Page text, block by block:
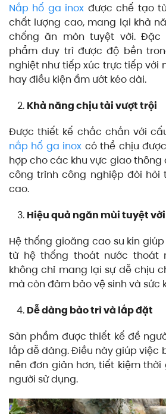
Nắp hố ga inox được chế tạo
chất lượng cao, mang lại khả
chống ăn mòn tuyệt vời. Đặc
phẩm duy trì được độ bền
nghiệt như tiếp xúc trực tiếp với
hay điều kiện ẩm ướt kéo dài.
Khả năng chịu tải vượt trội
Được thiết kế chắc chắn với
nắp hố ga inox có thể chịu
hợp cho các khu vực giao
công trình công nghiệp đòi hỏi
cao.
Hiệu quả ngăn mùi tuyệt vời
Hệ thống gioăng cao su kín
từ hệ thống thoát nước thoát
không chỉ mang lại sự dễ chịu
mà còn đảm bảo vệ sinh và sức
Dễ dàng bảo trì và lắp đặt
Sản phẩm được thiết kế để
lắp dễ dàng. Điều này giúp việc
nên đơn giản hơn, tiết kiệm
người sử dụng.